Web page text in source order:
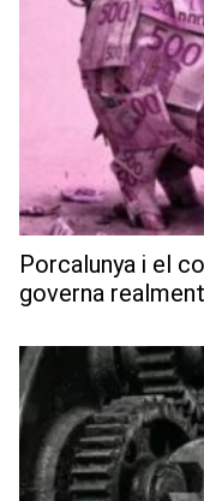
Porcalunya i el
governa